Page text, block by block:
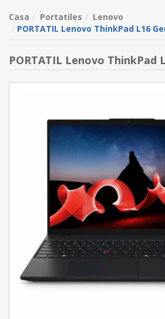
Casa Portatiles
Lenovo
PORTATIL Lenovo ThinkPad L16
PORTATIL Lenovo ThinkPad